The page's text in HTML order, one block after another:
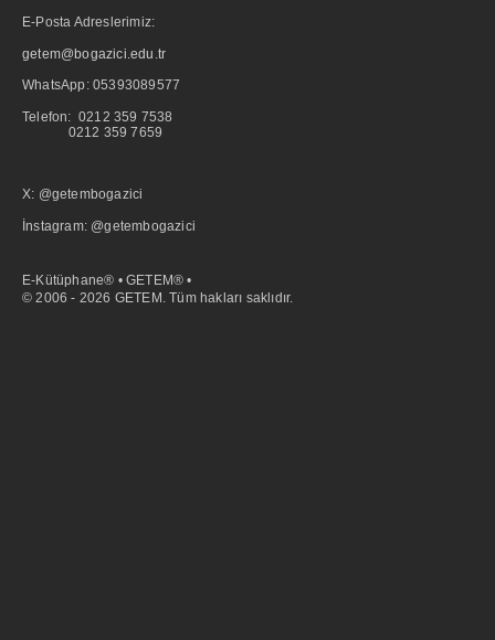
E-Posta Adreslerimiz:
getem@bogazici.edu.tr
WhatsApp: 05393089577
Telefon: 0212 359 7538
0212 359 7659
X: @getembogazici
İnstagram: @getembogazici
E-Kütüphane® • GETEM® •
© 2006 - 2026 GETEM. Tüm hakları saklıdır.